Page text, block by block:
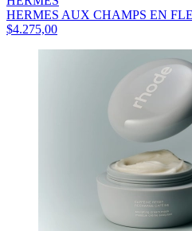
HERMES AUX CHAMPS EN
$4.275,00